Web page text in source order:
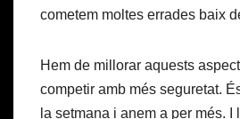
cometem moltes errades baix
Hem de millorar aquests
competir amb més seguretat.
la setmana i anem a per més. I